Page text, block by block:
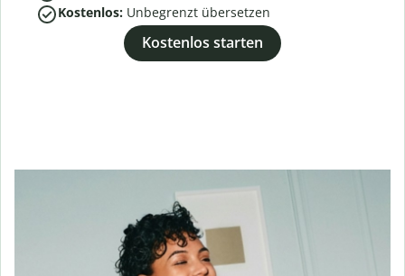
Kostenlos: Unbegrenzt übersetzen
Kostenlos starten